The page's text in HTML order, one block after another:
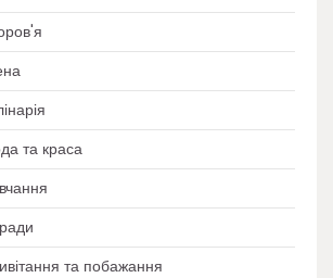
та краса
та побажання